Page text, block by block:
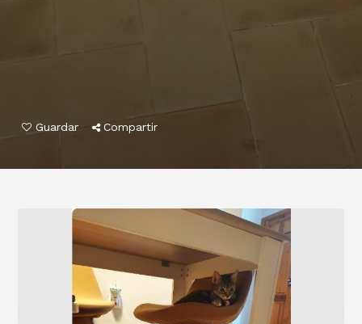
Guardar Compartir